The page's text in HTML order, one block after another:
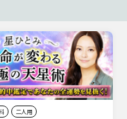
二人用